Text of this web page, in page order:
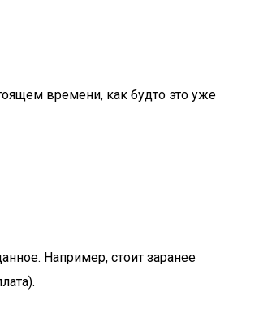
времени, как будто это уже
Например, стоит заранее